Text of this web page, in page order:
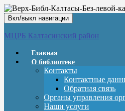
Вкл/выкл навигации
МЦРБ Калтасинский район
Главная
О библиотеке
Контакты
Контактные
Обратная связь
Органы управления
Наши услуги